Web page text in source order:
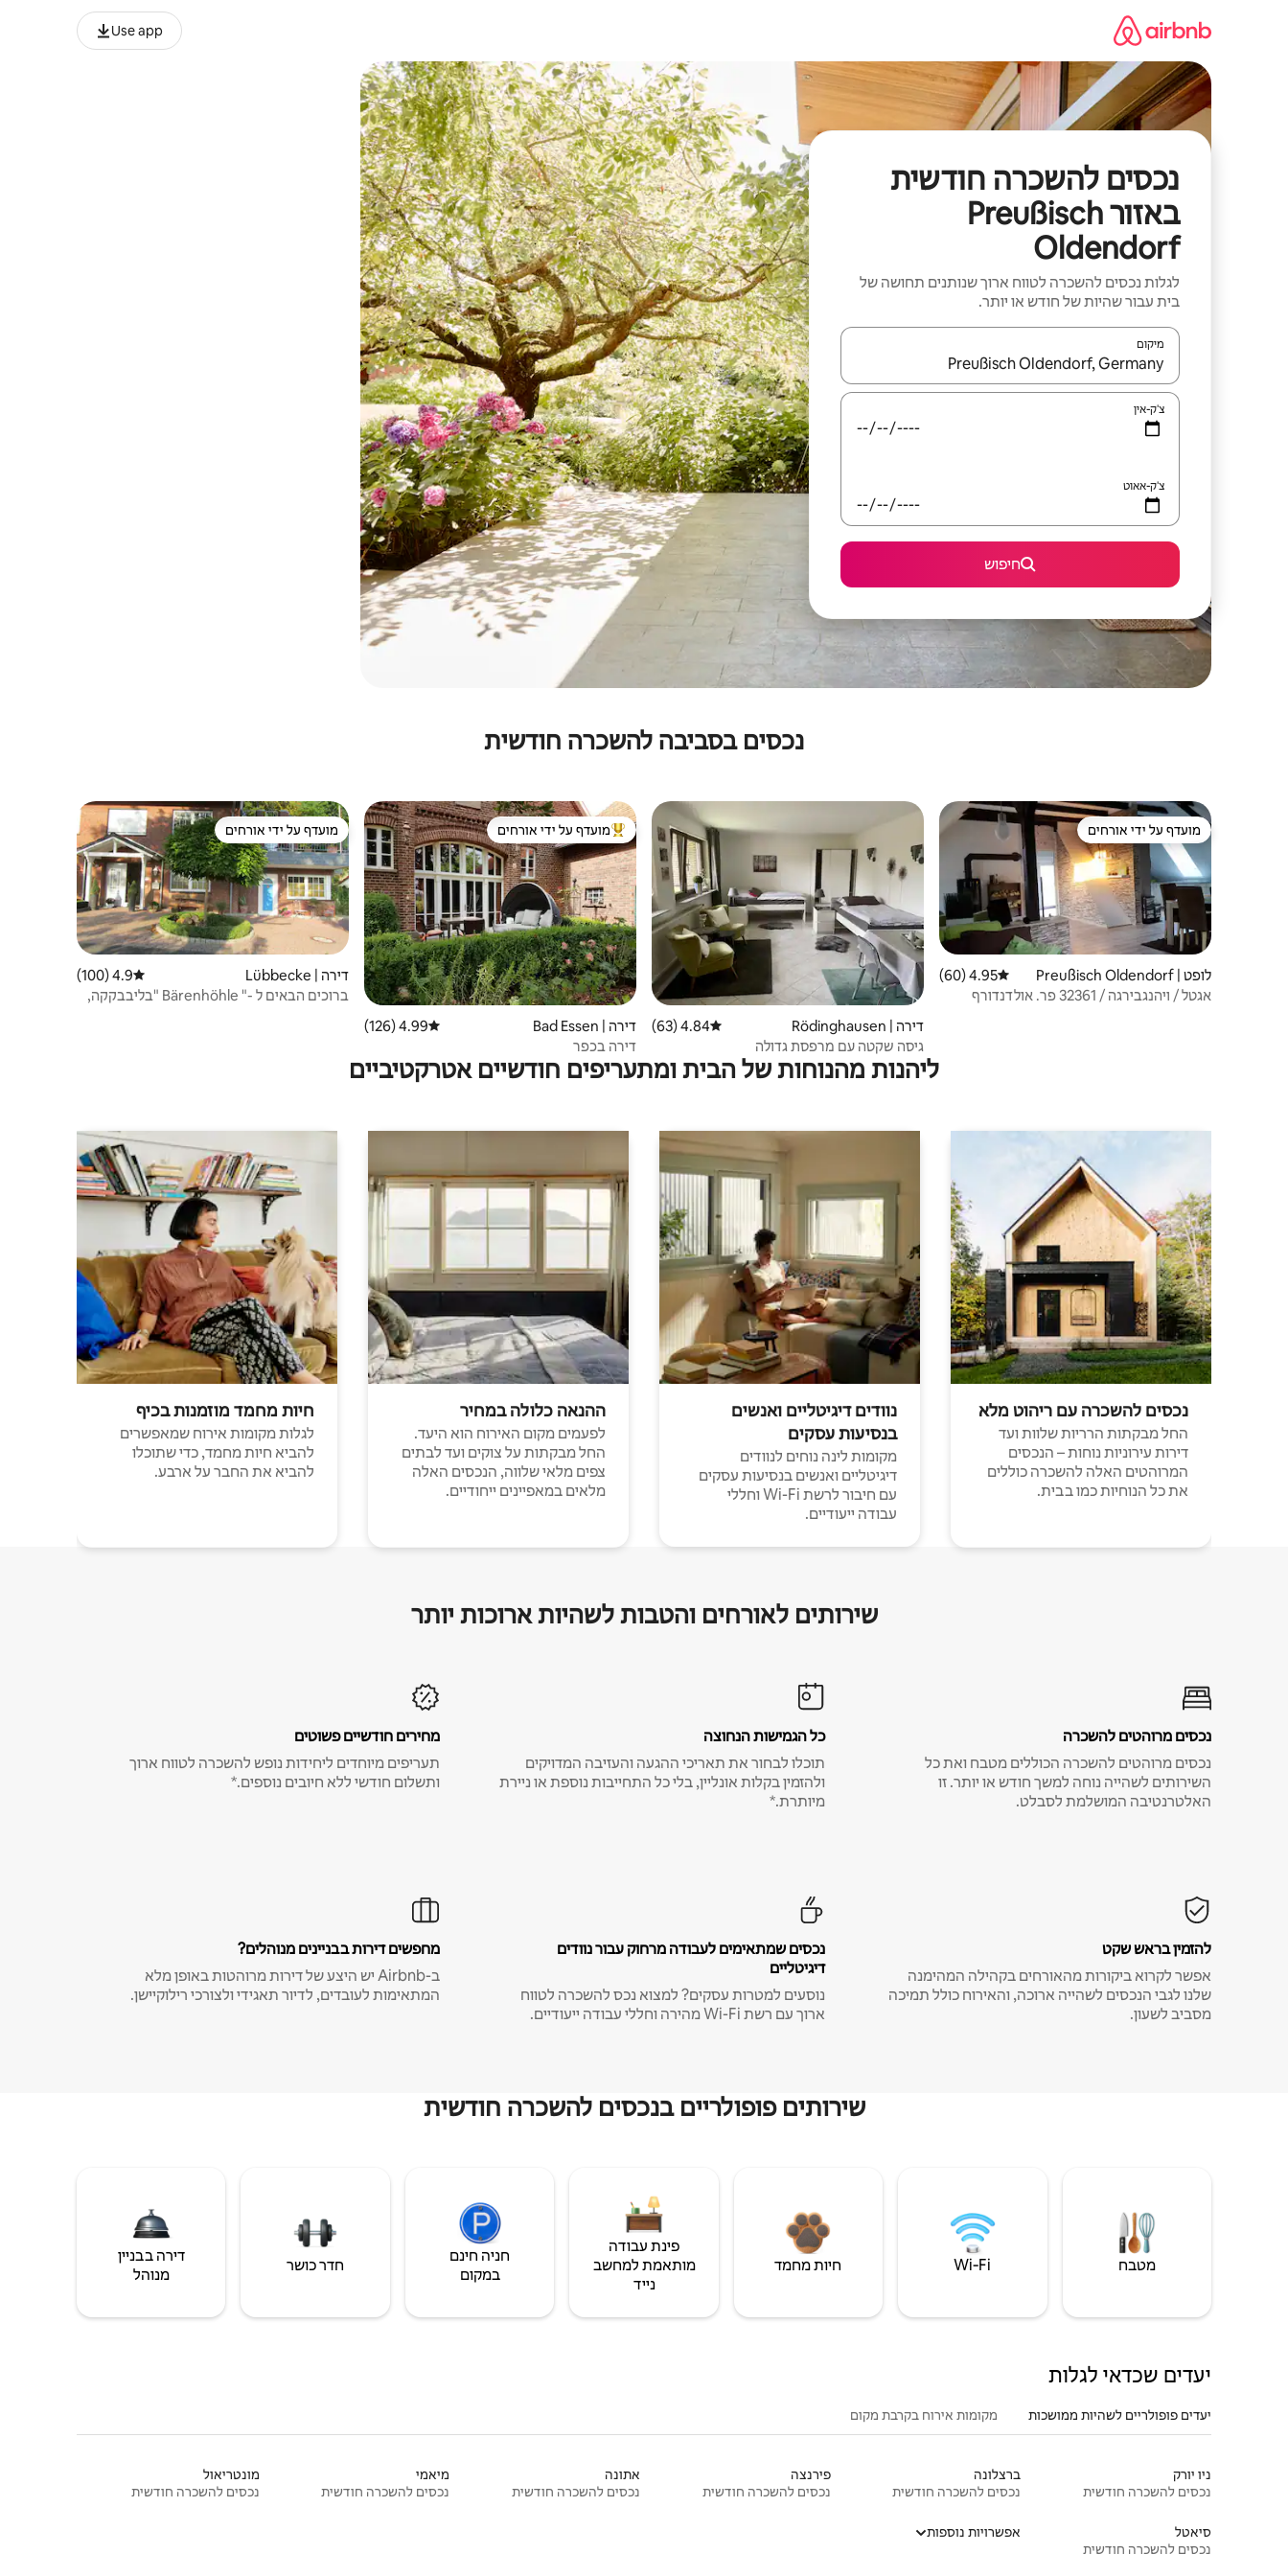
Use app
נכסים להשכרה חודשית
באזור Preußisch
Oldendorf
לגלות נכסים להשכרה לטווח ארוך שנותנים תחושה של
בית עבור שהיות של חודש או יותר.
מיקום
כאשר התוצאות יהיו זמינות, יש לנווט עם מקשי החיצים למעלה ולמטה או לעיין בעזרת תנועות מגע או החלקה.
צ'ק-אין
צ'ק-אאוט
חיפוש
נכסים בסביבה להשכרה חודשית
מועדף על ידי אורחים
מועדף על ידי אורחים
לופט | Preußisch Oldendorf דירוג ממוצע של 4.95 מתוך 5, 60 ביקורות
4.95 (60)
אגטל / ויהנגבירגה / 32361 פר. אולדנדורף
דירה | Rödinghausen
דירוג ממוצע של 4.84 מתוך 5, 63 ביקורות
4.84 (63)
גיסה שקטה עם מרפסת גדולה
מוביל בקרב נכסים מועדפים על ידי אורחים
מועדף על ידי אורחים
דירה | Bad Essen דירוג ממוצע של 4.99 מתוך 5, 126 ביקורות
4.99 (126)
דירה בכפר
מועדף על ידי אורחים
מועדף על ידי אורחים
דירה | Lübbecke דירוג ממוצע של 4.9 מתוך 5, 100 ביקורות
4.9 (100)
ברוכים הבאים ל -" Bärenhöhle "בליבבקקה,
ליהנות מהנוחות של הבית ומתעריפים חודשיים אטרקטיביים
נכסים להשכרה עם ריהוט מלא
החל מבקתות הרריות שלוות ועד
דירות עירוניות נוחות – הנכסים
המרוהטים האלה להשכרה כוללים
את כל הנוחיות כמו בבית.
נוודים דיגיטליים ואנשים
בנסיעות עסקים
מקומות לינה נוחים לנוודים
דיגיטליים ואנשים בנסיעות עסקים
עם חיבור לרשת Wi-Fi וחללי
עבודה ייעודיים.
ההנאה כלולה במחיר
לפעמים מקום האירוח הוא היעד.
החל מבקתות על צוקים ועד לבתים
צפים מלאי שלווה, הנכסים האלה
מלאים במאפיינים ייחודיים.
חיות מחמד מוזמנות בכיף
לגלות מקומות אירוח שמאפשרים
להביא חיות מחמד, כדי שתוכלו
להביא את החבר על ארבע.
שירותים לאורחים והטבות לשהיות ארוכות יותר
נכסים מרוהטים להשכרה
נכסים מרוהטים להשכרה הכוללים מטבח ואת כל
השירותים לשהייה נוחה למשך חודש או יותר. זו
האלטרנטיבה המושלמת לסבלט.
כל הגמישות הנחוצה
תוכלו לבחור את תאריכי ההגעה והעזיבה המדויקים
ולהזמין בקלות אונליין, בלי כל התחייבות נוספת או ניירת
מיותרת.*
מחירים חודשיים פשוטים
תעריפים מיוחדים ליחידות נופש להשכרה לטווח ארוך
ותשלום חודשי ללא חיובים נוספים.*
להזמין בראש שקט
אפשר לקרוא ביקורות מהאורחים בקהילה המהימנה
שלנו לגבי הנכסים לשהייה ארוכה, והאירוח כולל תמיכה
מסביב לשעון.
נכסים שמתאימים לעבודה מרחוק עבור נוודים
דיגיטליים
נוסעים למטרות עסקים? למצוא נכס להשכרה לטווח
ארוך עם רשת Wi-Fi מהירה וחללי עבודה ייעודיים.
מחפשים דירות בבניינים מנוהלים?
ב-Airbnb יש היצע של דירות מרוהטות באופן מלא
המתאימות לעובדים, לדיור תאגידי ולצורכי רילוקיישן.
שירותים פופולריים בנכסים להשכרה חודשית
מטבח Wi‑Fi חיות מחמד
פינת עבודה
מותאמת למחשב
נייד
חניה חינם
במקום
חדר כושר
דירה בבניין
מנוהל
יעדים שכדאי לגלות
יעדים פופולריים לשהיות ממושכות מקומות אירוח בקרבת מקום
ניו יורק
נכסים להשכרה חודשית
ברצלונה
נכסים להשכרה חודשית
פירנצה
נכסים להשכרה חודשית
אתונה
נכסים להשכרה חודשית
מיאמי
נכסים להשכרה חודשית
מונטריאול
נכסים להשכרה חודשית
סיאטל
נכסים להשכרה חודשית
אפשרויות נוספות